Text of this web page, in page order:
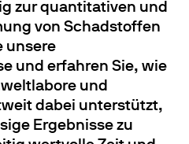
zur quantitativen und
von Schadstoffen
unsere
und erfahren Sie, wie
und
dabei unterstützt,
Ergebnisse zu